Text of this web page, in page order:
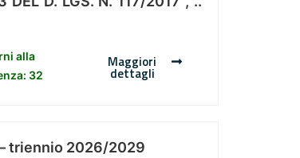
alla
32
Maggiori
dettagli
triennio 2026/2029